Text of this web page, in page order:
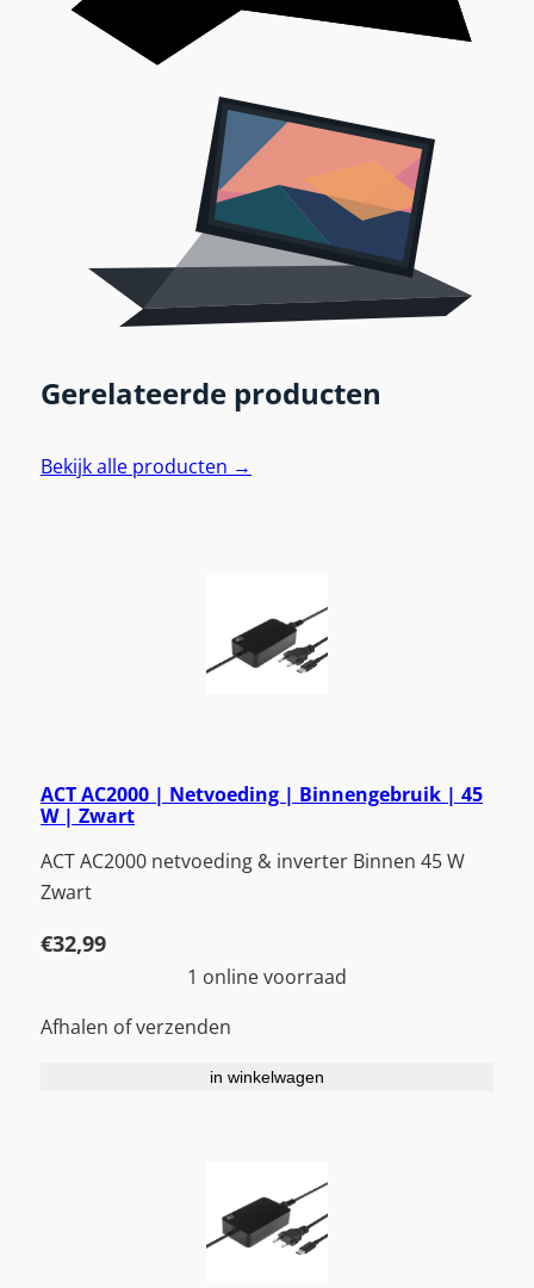
Gerelateerde producten
Bekijk alle producten →
ACT AC2000 | Netvoeding | Binnengebruik | 45
W | Zwart
ACT AC2000 netvoeding & inverter Binnen 45 W
Zwart
€32,99
1 online voorraad
Afhalen of verzenden
in winkelwagen